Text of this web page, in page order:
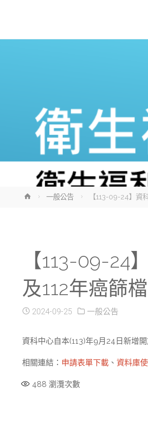
Home一般公告 【113-09-24】資
【113-09-24
及112年癌篩
2024-09-25 一般公告
資科中心自本(113)年9月24日新增
相關連結： 申請表單下載、 資料庫
488 瀏灠次數